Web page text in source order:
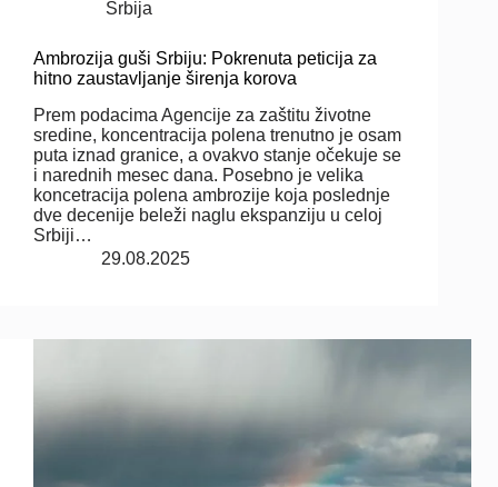
Srbija
Ambrozija guši Srbiju: Pokrenuta peticija za
hitno zaustavljanje širenja korova
Prem podacima Agencije za zaštitu životne
sredine, koncentracija polena trenutno je osam
puta iznad granice, a ovakvo stanje očekuje se
i narednih mesec dana. Posebno je velika
koncetracija polena ambrozije koja poslednje
dve decenije beleži naglu ekspanziju u celoj
Srbiji…
29.08.2025